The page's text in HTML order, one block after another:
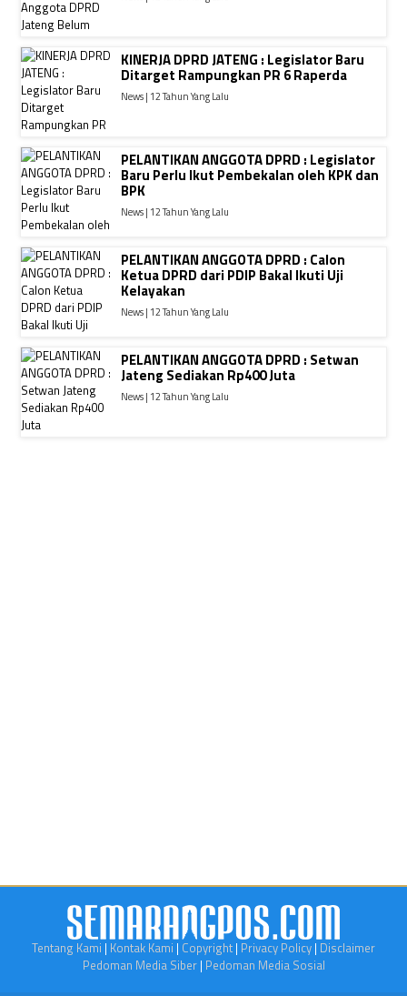
KINERJA DPRD JATENG : Legislator Baru
Ditarget Rampungkan PR 6 Raperda
News | 12 Tahun Yang Lalu
PELANTIKAN ANGGOTA DPRD : Legislator
Baru Perlu Ikut Pembekalan oleh KPK dan
BPK
News | 12 Tahun Yang Lalu
PELANTIKAN ANGGOTA DPRD : Calon
Ketua DPRD dari PDIP Bakal Ikuti Uji
Kelayakan
News | 12 Tahun Yang Lalu
PELANTIKAN ANGGOTA DPRD : Setwan
Jateng Sediakan Rp400 Juta
News | 12 Tahun Yang Lalu
Tentang Kami | Kontak Kami | Copyright | Privacy Policy | Disclaimer
Pedoman Media Siber| Pedoman Media Sosial